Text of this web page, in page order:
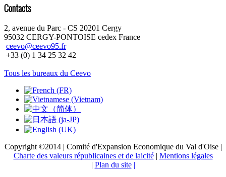
Contacts
2, avenue du Parc - CS 20201 Cergy
95032 CERGY-PONTOISE cedex France
ceevo@ceevo95.fr
+33 (0) 1 34 25 32 42
Tous les bureaux du Ceevo
Copyright ©2014 | Comité d'Expansion Economique du Val d'Oise |
Charte des valeurs républicaines et de laicité| Mentions légales
| Plan du site |